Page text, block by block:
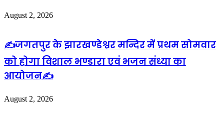
August 2, 2026
✍️जगतपुर के झारखण्डेश्वर मन्दिर में प्रथम सोमवार
को होगा विशाल भण्डारा एवं भजन संध्या का
आयोजन✍️
August 2, 2026